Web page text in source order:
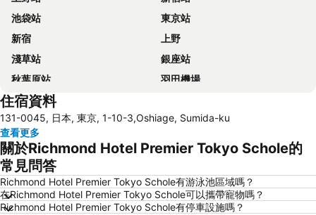
池袋站
東京站
新宿
上野
淺草站
銀座站
秋葉原站
羽田機場
品川站
錦系釘站
橫濱車站
東京迪士尼
新橋站
日本橋站
Haneda Airport International Terminal Station
淺草寺
赤坂站
東京巨蛋城
住宿資料
131-0045, 日本, 東京, 1-10-3,Oshiage, Sumida-ku
查看更多
關於Richmond Hotel Premier Tokyo Schole的
常見問答
Richmond Hotel Premier Tokyo Schole有游泳池區域嗎？
在Richmond Hotel Premier Tokyo Schole可以攜帶寵物嗎？
Richmond Hotel Premier Tokyo Schole有停車設施嗎？